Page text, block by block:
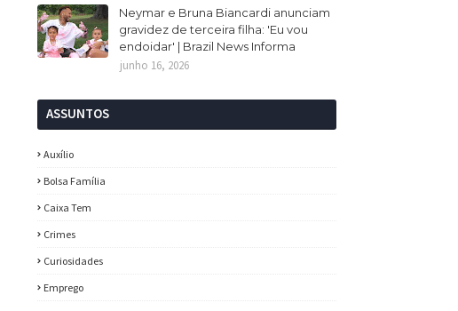
Neymar e Bruna Biancardi anunciam
gravidez de terceira filha: 'Eu vou
endoidar' | Brazil News Informa
junho 16, 2026
ASSUNTOS
Auxílio
Bolsa Família
Caixa Tem
Crimes
Curiosidades
Emprego